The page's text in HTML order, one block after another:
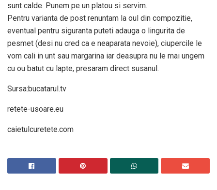
sunt calde. Punem pe un platou si servim.
Pentru varianta de post renuntam la oul din compozitie,
eventual pentru siguranta puteti adauga o lingurita de
pesmet (desi nu cred ca e neaparata nevoie), ciupercile le
vom cali in unt sau margarina iar deasupra nu le mai ungem
cu ou batut cu lapte, presaram direct susanul.
Sursa:bucatarul.tv
retete-usoare.eu
caietulcuretete.com